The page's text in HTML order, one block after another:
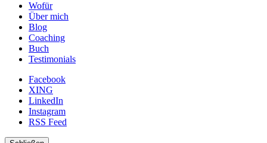
Wofür
Über mich
Blog
Coaching
Buch
Testimonials
Facebook
XING
LinkedIn
Instagram
RSS Feed